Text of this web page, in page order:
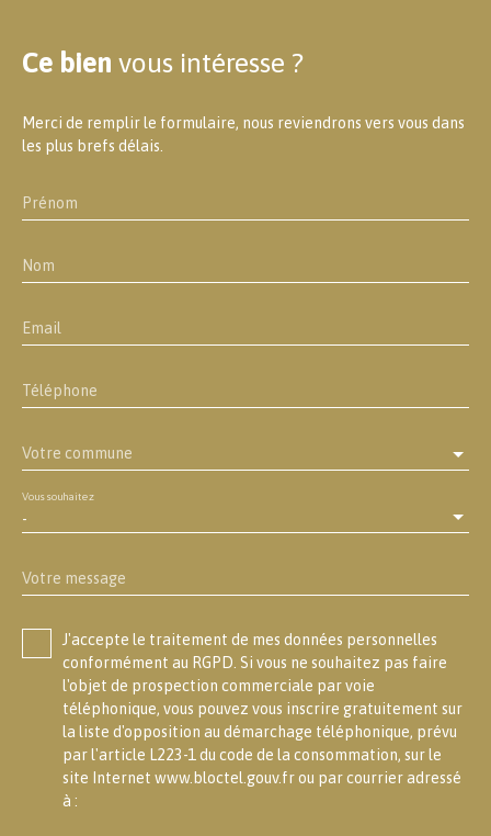
Ce bien vous intéresse ?
Merci de remplir le formulaire, nous reviendrons vers vous dans
les plus brefs délais.
Prénom
Nom
Email
Téléphone
Votre commune
-
Vous souhaitez
Votre message
J'accepte le traitement de mes données personnelles
conformément au RGPD. Si vous ne souhaitez pas faire
l'objet de prospection commerciale par voie
téléphonique, vous pouvez vous inscrire gratuitement sur
la liste d'opposition au démarchage téléphonique, prévu
par l'article L223-1 du code de la consommation, sur le
site Internet www.bloctel.gouv.fr ou par courrier adressé
à :